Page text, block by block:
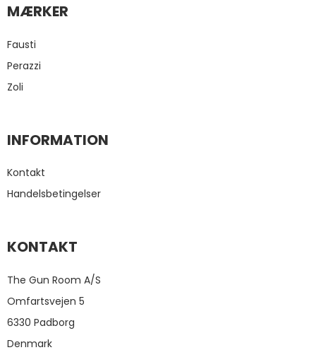
MÆRKER
Fausti
Perazzi
Zoli
INFORMATION
Kontakt
Handelsbetingelser
KONTAKT
The Gun Room A/S
Omfartsvejen 5
6330 Padborg
Denmark